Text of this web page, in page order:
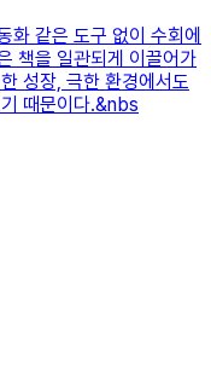
화 같은 도구 없이 수회에
책을 일관되게 이끌어가
성장, 극한 환경에서도
때문이다.&nbs